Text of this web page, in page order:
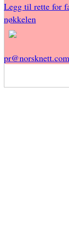
Legg til rette for
nøkkelen
pr@norsknett.com